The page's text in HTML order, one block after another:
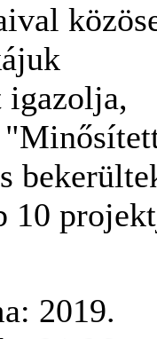
igazolja,
10
2019.